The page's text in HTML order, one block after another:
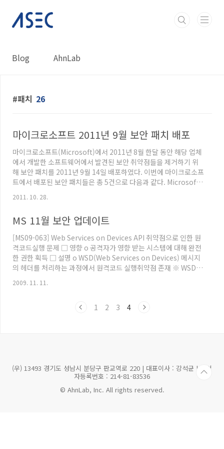
Blog AhnLab
패치 26
마이크로소프트 2011년 9월 보안 패치 배포
마이크로소프트(Microsoft)에서 2011년 8월 한달 동안 해당 업체
에서 개발한 소프트웨어에서 발견된 보안 취약점들을 제거하기 위
해 보안 패치를 2011년 9월 14일 배포하였다. 이번에 마이크로소프
트에서 배포된 보안 패치들은 총 5건으로 다음과 같다. Microsoft
한 상승 문제점 (2571621) Microsoft Security Bulletin MS11-
문제점 (2570947) Microsoft Security Bulletin MS11-072 - 중
요 Microsoft Excel의 취약점으로 인한 원격 코드 실행 문제점
(25875..
2011. 10. 28.
MS 11월 보안 업데이트
[MS09-063] Web Services on Devices API 취약점으로 인한 원
격코드실행 문제 □ 영향 o 공격자가 영향 받는 시스템에 대해 완전
한 권한 획득 □ 설명 o WSD(Web Services on Devices) 메시지
의 헤더를 처리하는 과정에서 원격코드 실행취약점 존재 ※ WSD :
워크에 연결되는 장치들과 연결되는 서비스 o 취약점 공격 시 공격
공격이 성공하면 공격자는 영향 받는 시스템에 대해 완전한 권한 획
2009. 11. 11.
1 2 3 4
(우) 13493 경기도 성남시 분당구 판교역로 220 | 대표이사 : 강석균 | 사업
자등록번호 : 214-81-83536
© AhnLab, Inc. All rights reserved.